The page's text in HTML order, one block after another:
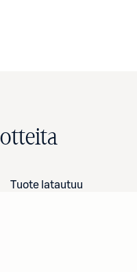
Tuote latautuu